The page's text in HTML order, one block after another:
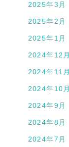
2025年3月
2025年2月
2025年1月
2024年12月
2024年11月
2024年10月
2024年9月
2024年8月
2024年7月